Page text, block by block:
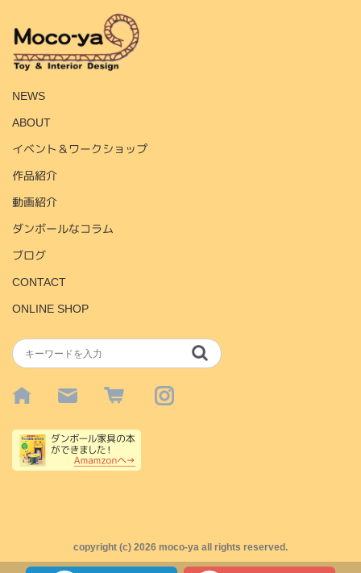
NEWS
ABOUT
イベント＆ワークショップ
作品紹介
動画紹介
ダンボールなコラム
ブログ
CONTACT
ONLINE SHOP
copyright (c) 2026 moco-ya all rights reserved.